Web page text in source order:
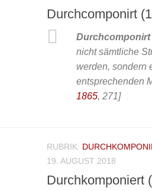
Durchcomponirt
Durchcomponirt
nicht sämtliche
werden, sondern
entsprechenden
1865, 271]
RUBRIK:
19. AUGUST 2018
Durchkomponiert